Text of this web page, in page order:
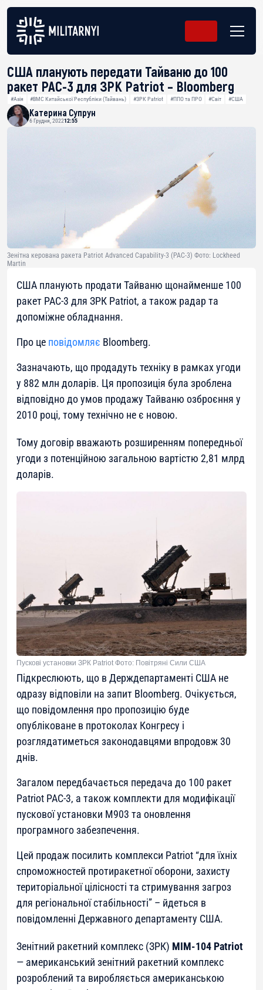
США планують передати Тайваню до 100
ракет РАС-3 для ЗРК Patriot – Bloomberg
#Азія #ВМС Китайської Республіки (Тайвань) #ЗРК Patriot #ППО та ПРО #Світ #США
Катерина Супрун
6 Грудня, 202212:55
Зенітна керована ракета Patriot Advanced Capability-3 (PAC-3) Фото: Lockheed
Martin
США планують продати Тайваню щонайменше 100
ракет РАС-3 для ЗРК Patriot, а також радар та
допоміжне обладнання.
Про це повідомляє Bloomberg.
Зазначають, що продадуть техніку в рамках угоди
у 882 млн доларів. Ця пропозиція була зроблена
відповідно до умов продажу Тайваню озброєння у
2010 році, тому технічно не є новою.
Тому договір вважають розширенням попередньої
угоди з потенційною загальною вартістю 2,81 млрд
доларів.
Пускові установки ЗРК Patriot Фото: Повітряні Сили США
Підкреслюють, що в Держдепартаменті США не
одразу відповіли на запит Bloomberg. Очікується,
що повідомлення про пропозицію буде
опубліковане в протоколах Конгресу і
розглядатиметься законодавцями впродовж 30
днів.
Загалом передбачається передача до 100 ракет
Patriot РАС-3, а також комплекти для модифікації
пускової установки M903 та оновлення
програмного забезпечення.
Цей продаж посилить комплекси Patriot “для їхніх
спроможностей протиракетної оборони, захисту
територіальної цілісності та стримування загроз
для регіональної стабільності” – йдеться в
повідомленні Державного департаменту США.
Зенітний ракетний комплекс (ЗРК) MIM-104 Patriot
— американський зенітний ракетний комплекс
розроблений та виробляється американською